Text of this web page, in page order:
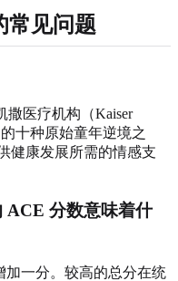
常见问题
撒医疗机构（Kaiser
十种原始童年逆境之
健康发展所需的情感支
ACE 分数意味着什
加一分。较高的总分在统